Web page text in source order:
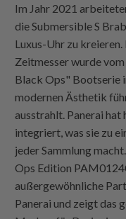
Im Jahr 2021
die Submersible S
Luxus-Uhr zu
Zeitmesser wurde
Black Ops" Bootserie
modernen Ästhetik
ausstrahlt. Panerai
integriert, was sie zu
jeder Sammlung
Ops Edition
außergewöhnliche
Panerai und zeigt das